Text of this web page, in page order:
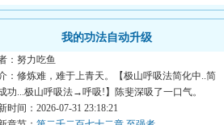
我的功法自动升级
：努力吃鱼
：修炼难，难于上青天。【极山呼吸法简化中..简
功...极山呼吸法→呼吸!】陈斐深吸了一口气。
...
时间：2026-07-31 23:18:21